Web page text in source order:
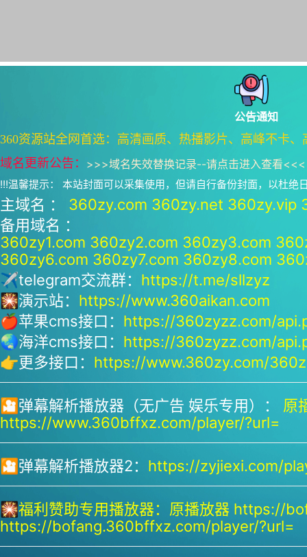
公告通知
360资源站全网首选：高清画质、热播影片、高峰不卡
域名更新公告： >>>域名失效替换记录--请点击进入查看<<<
!!!温馨提示： 本站封面可以采集使用，但请自行备份封面，以杜绝
主域名 ： 360zy.com 360zy.net 360zy.vip
备用域名 ：
360zy1.com 360zy2.com 360zy3.com
360zy6.com 360zy7.com 360zy8.com
✈telegram交流群： https://t.me/sllzyz
🎇演示站： https://www.360aikan.com
🍎苹果cms接口： https://360zyzz.com/
🌏海洋cms接口： https://360zyzz.com/
👉更多接口： https://www.360zy.com/
🎦弹幕解析播放器（无广告 娱乐专用）： 原
https://www.360bffxz.com/player/?url=
🎦弹幕解析播放器2： https://zyjiexi.com/
🎇福利赞助专用播放器： 原播放器 https://
https://bofang.360bffxz.com/player/?url=